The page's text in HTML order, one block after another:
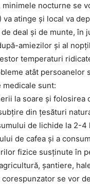
nocturne se
va atinge și local va
deal și de munte, în
amiezilor și al
temperaturi
atât persoanelor
medicale sunt:
la soare și folosirea
din țesături
de lichide la 2-
de cafea și a
fizice susținute în
șantiere,
se vor